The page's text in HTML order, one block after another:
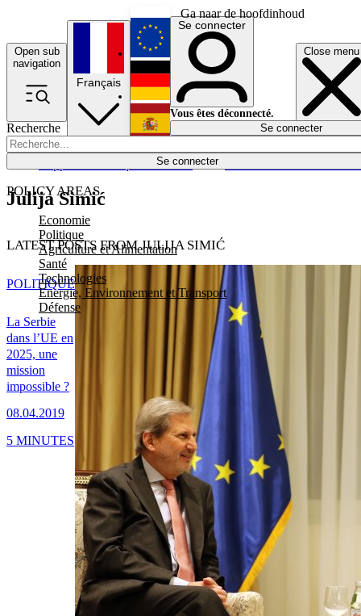
Ga naar de hoofdinhoud
Open sub
navigation
Close menu
Recherche
Se connecter
POLICY AREAS
Economie
Politique
Agriculture et Alimentation
Santé
Technologies
Energie, Environnement et Transport
Défense
Économie
Français
English
Deutsch
Español
Se connecter
Vous êtes déconnecté.
Se connecter
Julija Simić
LATEST POSTS FROM JULIJA SIMIĆ
La Serbie
dans l’UE en
2025, une
mission
impossible ?
08.04.2019
POLITIQUE
5 MINUTES